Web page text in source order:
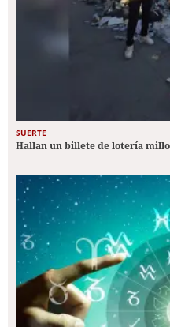
SUERTE
Hallan un billete de lotería